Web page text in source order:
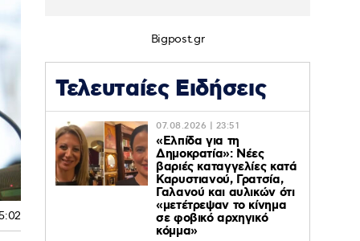
Bigpost.gr
Τελευταίες Ειδήσεις
07.08.2026 | 23:51
«Ελπίδα για τη
Δημοκρατία»: Νέες
βαριές καταγγελίες κατά
Καρυστιανού, Γρατσία,
Γαλανού και αυλικών ότι
«μετέτρεψαν το κίνημα
σε φοβικό αρχηγικό
κόμμα»